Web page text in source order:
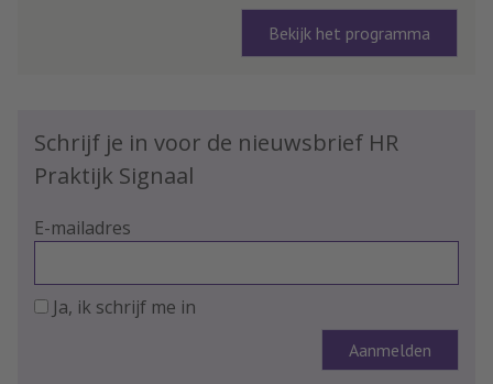
Bekijk het programma
Schrijf je in voor de nieuwsbrief HR
Praktijk Signaal
E-mailadres
Ja, ik schrijf me in